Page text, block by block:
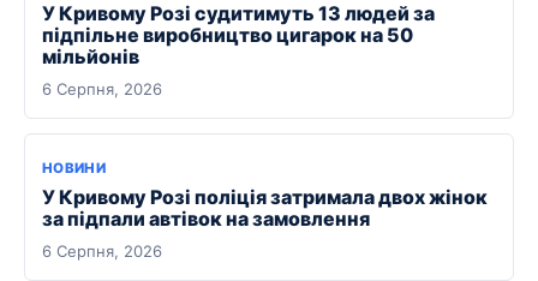
У Кривому Розі судитимуть 13 людей за
підпільне виробництво цигарок на 50
мільйонів
6 Серпня, 2026
НОВИНИ
У Кривому Розі поліція затримала двох жінок
за підпали автівок на замовлення
6 Серпня, 2026